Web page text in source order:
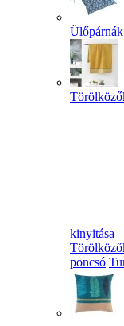
Ülőpárnák
kinyitása
poncsó